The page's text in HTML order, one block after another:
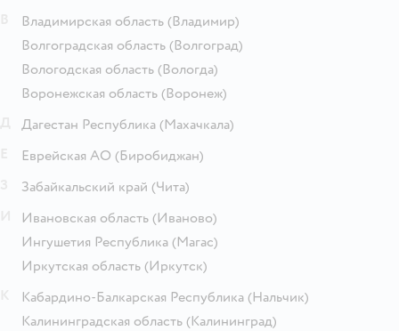
Владимирская область (Владимир)
Волгоградская область (Волгоград)
Вологодская область (Вологда)
Воронежская область (Воронеж)
Дагестан Республика (Махачкала)
Еврейская АО (Биробиджан)
Забайкальский край (Чита)
Ивановская область (Иваново)
Ингушетия Республика (Магас)
Иркутская область (Иркутск)
Кабардино-Балкарская Республика (Нальчик)
Калининградская область (Калининград)